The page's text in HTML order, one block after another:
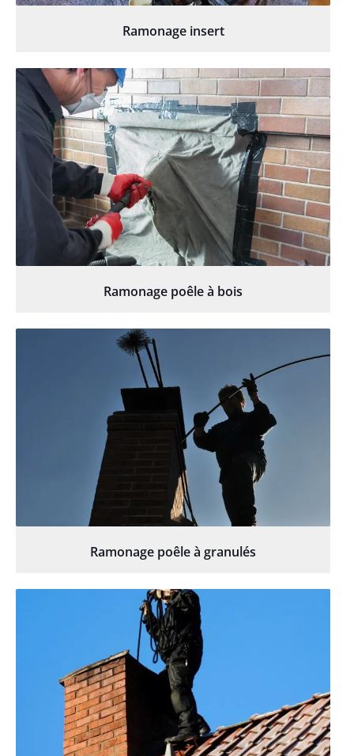
Ramonage insert
Ramonage poêle à bois
Ramonage poêle à granulés